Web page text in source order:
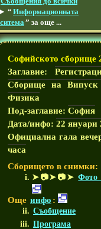
“ Информационната
” за още ...
Софийското сборище
Заглавие:
Сборище на Випуск
Физика
Под-заглавие: София
Дата/инфо: 22 януари
Официална гала
часа
Сборището в снимки:
➤📷➤📷➤ Фото
Още инфо :
Съобщение
Програма